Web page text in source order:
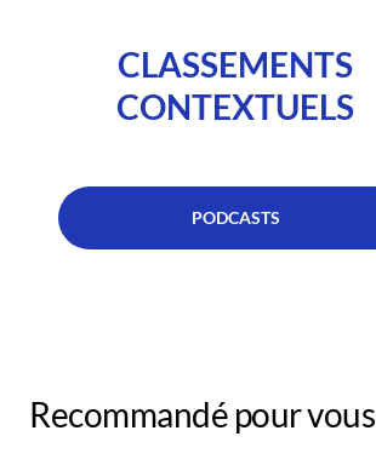
CLASSEMENTS
CONTEXTUELS
PODCASTS
Recommandé pour vous